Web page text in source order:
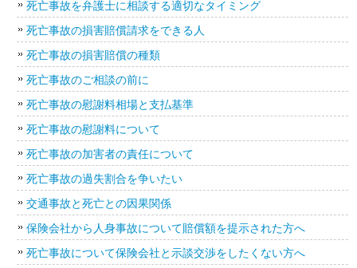
死亡事故を弁護士に相談する適切なタイミング
死亡事故の損害賠償請求をできる人
死亡事故の損害賠償の種類
死亡事故のご相談の前に
死亡事故の慰謝料相場と支払基準
死亡事故の慰謝料について
死亡事故の加害者の責任について
死亡事故の過失割合を争いたい
交通事故と死亡との因果関係
保険会社から人身事故について賠償額を提示された方へ
死亡事故について保険会社と示談交渉をしたくない方へ